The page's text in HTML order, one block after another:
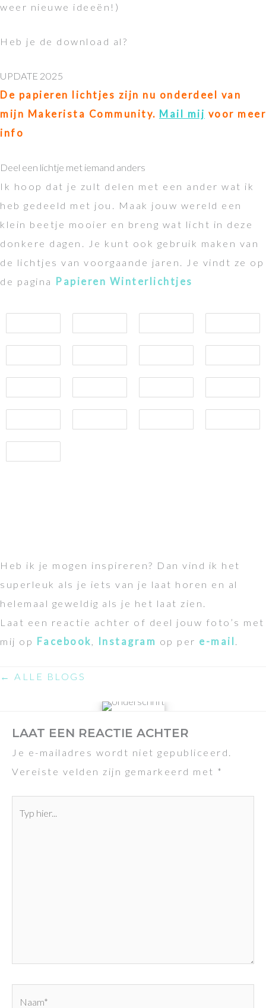
weer nieuwe ideeën!)
Heb je de download al?
UPDATE 2025
De papieren lichtjes zijn nu onderdeel van
mijn Makerista Community. Mail mij voor meer
info
Deel een lichtje met iemand anders
Ik hoop dat je zult delen met een ander wat ik
heb gedeeld met jou. Maak jouw wereld een
klein beetje mooier en breng wat licht in deze
donkere dagen. Je kunt ook gebruik maken van
de lichtjes van voorgaande jaren. Je vindt ze op
de pagina
Papieren Winterlichtjes
Heb ik je mogen inspireren? Dan vind ik het
superleuk als je iets van je laat horen en al
helemaal geweldig als je het laat zien.
Laat een reactie achter of deel jouw foto’s met
mij op Facebook, Instagram op per e-mail .
← ALLE BLOGS
LAAT EEN REACTIE ACHTER
Je e-mailadres wordt niet gepubliceerd.
Vereiste velden zijn gemarkeerd met *